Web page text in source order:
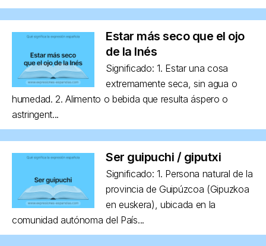
Estar más seco que el ojo
de la Inés
Significado: 1. Estar una cosa
extremamente seca, sin agua o
humedad. 2. Alimento o bebida que resulta áspero o
astringent...
Ser guipuchi / giputxi
Significado: 1. Persona natural de la
provincia de Guipúzcoa (Gipuzkoa
en euskera), ubicada en la
comunidad autónoma del País...